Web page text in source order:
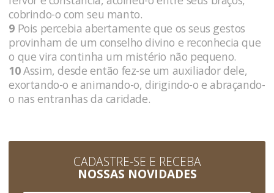
cobrindo-o com seu manto.
9 Pois percebia abertamente que os seus gestos
provinham de um conselho divino e reconhecia que
o que vira continha um mistério não pequeno.
10Assim, desde então fez-se um auxiliador dele,
exortando-o e animando-o, dirigindo-o e abraçando-
o nas entranhas da caridade.
CADASTRE-SE E RECEBA
NOSSAS NOVIDADES